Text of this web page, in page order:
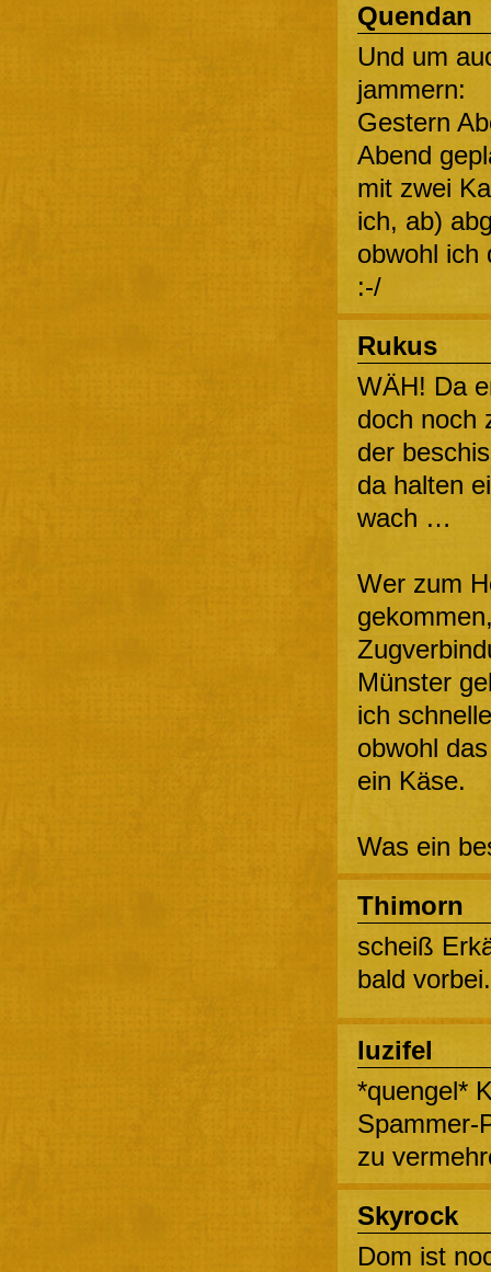
Quendan
Und um
jammern:
Gestern
Abend
mit zwei
ich, ab)
obwohl ich
:-/
Rukus
WÄH! Da
doch noch
der
da halten
wach …
Wer zum
Münster
ich
obwohl
ein Käse.
Was ein
Thimorn
scheiß
bald vorbei.
luzifel
*quengel*
Spammer-
zu
Skyrock
Dom ist